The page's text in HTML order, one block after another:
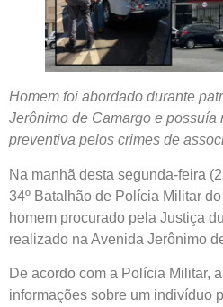
Homem foi abordado durante
Jerônimo de Camargo e possuía
preventiva pelos crimes de
Na manhã desta segunda-feira
34º Batalhão de Polícia Militar
homem procurado pela Justiça
realizado na Avenida Jerônimo
De acordo com a Polícia Militar,
informações sobre um indivíduo